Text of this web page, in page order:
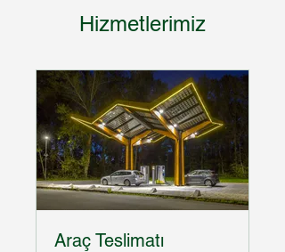
Hizmetlerimiz
Araç Teslimatı